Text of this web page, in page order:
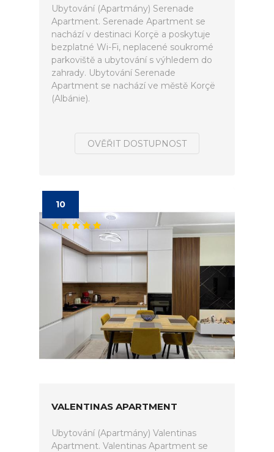
Ubytování (Apartmány) Serenade
Apartment. Serenade Apartment se
nachází v destinaci Korçë a poskytuje
bezplatné Wi-Fi, neplacené soukromé
parkoviště a ubytování s výhledem do
zahrady. Ubytování Serenade
Apartment se nachází ve městě Korçë
(Albánie).
OVĚŘIT DOSTUPNOST
10
VALENTINAS APARTMENT
Ubytování (Apartmány) Valentinas
Apartment. Valentinas Apartment se